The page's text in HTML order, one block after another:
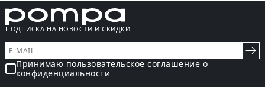
ПОДПИСКА НА НОВОСТИ И СКИДКИ
Принимаю пользовательское соглашение о
конфиденциальности